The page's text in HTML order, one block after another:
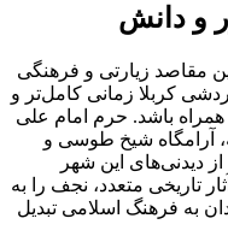
و دانش
مقاصد زیارتی و فرهنگی
کربلا زمانی کامل‌تر و
همراه باشد. حرم امام علی
آرامگاه شیخ طوسی و
دیدنی‌های این شهر
تاریخی متعدد، نجف را به
به فرهنگ اسلامی تبدیل